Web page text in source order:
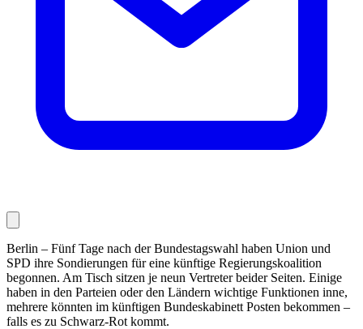
Berlin – Fünf Tage nach der Bundestagswahl haben Union und
SPD ihre Sondierungen für eine künftige Regierungskoalition
begonnen. Am Tisch sitzen je neun Vertreter beider Seiten. Einige
haben in den Parteien oder den Ländern wichtige Funktionen inne,
mehrere könnten im künftigen Bundeskabinett Posten bekommen –
falls es zu Schwarz-Rot kommt.